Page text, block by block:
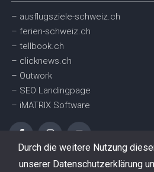
– ausflugsziele-schweiz.ch
– ferien-schweiz.ch
– tellbook.ch
– clicknews.ch
– Outwork
– SEO Landingpage
– iMATRIX Software
© I like Switzerland GmbH
Durch die weitere Nutzung
unserer Datenschutzerklärung